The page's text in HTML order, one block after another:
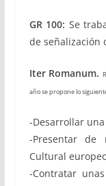
GR 100: Se
de señalización
Iter Romanum.
año se propone lo
-Desarrollar
-Presentar de
Cultural
-Contratar